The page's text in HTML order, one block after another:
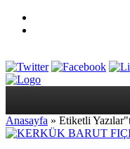
Anasayfa » Etiketli